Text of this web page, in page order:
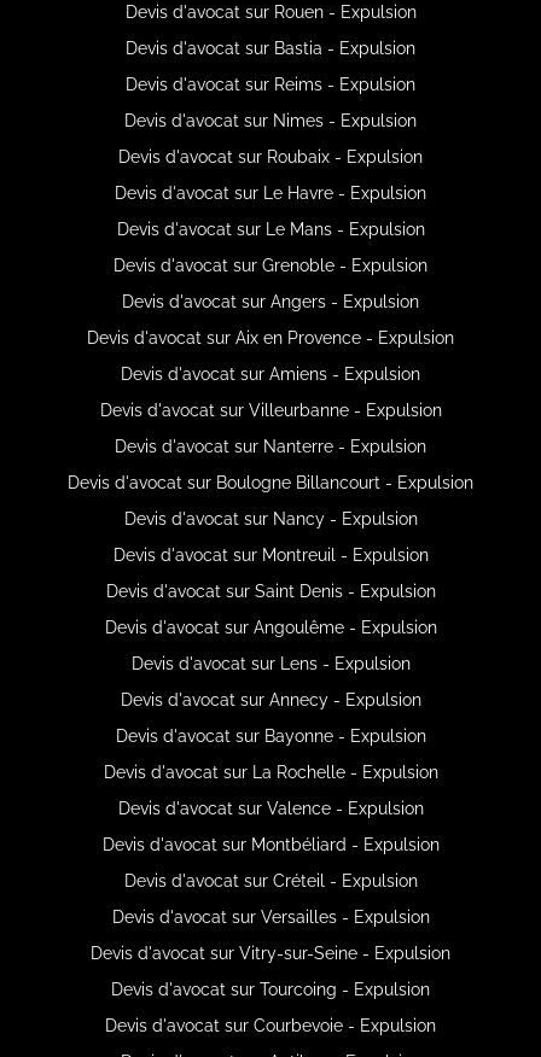
Devis d'avocat sur Rouen - Expulsion
Devis d'avocat sur Bastia - Expulsion
Devis d'avocat sur Reims - Expulsion
Devis d'avocat sur Nimes - Expulsion
Devis d'avocat sur Roubaix - Expulsion
Devis d'avocat sur Le Havre - Expulsion
Devis d'avocat sur Le Mans - Expulsion
Devis d'avocat sur Grenoble - Expulsion
Devis d'avocat sur Angers - Expulsion
Devis d'avocat sur Aix en Provence - Expulsion
Devis d'avocat sur Amiens - Expulsion
Devis d'avocat sur Villeurbanne - Expulsion
Devis d'avocat sur Nanterre - Expulsion
Devis d'avocat sur Boulogne Billancourt - Expulsion
Devis d'avocat sur Nancy - Expulsion
Devis d'avocat sur Montreuil - Expulsion
Devis d'avocat sur Saint Denis - Expulsion
Devis d'avocat sur Angoulême - Expulsion
Devis d'avocat sur Lens - Expulsion
Devis d'avocat sur Annecy - Expulsion
Devis d'avocat sur Bayonne - Expulsion
Devis d'avocat sur La Rochelle - Expulsion
Devis d'avocat sur Valence - Expulsion
Devis d'avocat sur Montbéliard - Expulsion
Devis d'avocat sur Créteil - Expulsion
Devis d'avocat sur Versailles - Expulsion
Devis d'avocat sur Vitry-sur-Seine - Expulsion
Devis d'avocat sur Tourcoing - Expulsion
Devis d'avocat sur Courbevoie - Expulsion